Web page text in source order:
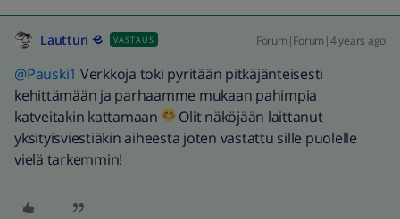
Lautturi VASTAUS Forum|Forum|4 years ago
@Pauski1 Verkkoja toki pyritään pitkäjänteisesti
kehittämään ja parhaamme mukaan pahimpia
katveitakin kattamaan
Olit näköjään laittanut
yksityisviestiäkin aiheesta joten vastattu sille puolelle
vielä tarkemmin!